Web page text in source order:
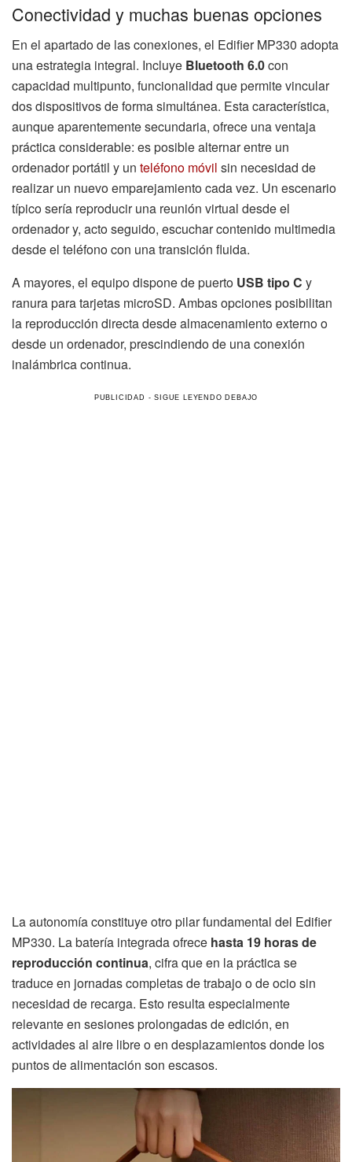
Conectividad y muchas buenas opciones
En el apartado de las conexiones, el Edifier MP330 adopta
una estrategia integral. Incluye Bluetooth 6.0con
capacidad multipunto, funcionalidad que permite vincular
dos dispositivos de forma simultánea. Esta característica,
aunque aparentemente secundaria, ofrece una ventaja
práctica considerable: es posible alternar entre un
ordenador portátil y un teléfono móvil sin necesidad de
realizar un nuevo emparejamiento cada vez. Un escenario
típico sería reproducir una reunión virtual desde el
ordenador y, acto seguido, escuchar contenido multimedia
desde el teléfono con una transición fluida.
A mayores, el equipo dispone de puerto USB tipo C y
ranura para tarjetas microSD. Ambas opciones posibilitan
la reproducción directa desde almacenamiento externo o
desde un ordenador, prescindiendo de una conexión
inalámbrica continua.
La autonomía constituye otro pilar fundamental del Edifier
MP330. La batería integrada ofrece hasta 19 horas de
reproducción continua, cifra que en la práctica se
traduce en jornadas completas de trabajo o de ocio sin
necesidad de recarga. Esto resulta especialmente
relevante en sesiones prolongadas de edición, en
actividades al aire libre o en desplazamientos donde los
puntos de alimentación son escasos.